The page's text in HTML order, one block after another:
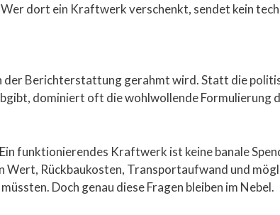
dort ein Kraftwerk verschenkt, sendet kein
Berichterstattung gerahmt wird. Statt die
dominiert oft die wohlwollende Formulierung
funktionierendes Kraftwerk ist keine banale
Wert, Rückbaukosten, Transportaufwand und
Doch genau diese Fragen bleiben im Nebel.